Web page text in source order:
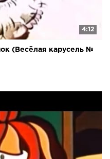
4:12
(Весёлая карусель №